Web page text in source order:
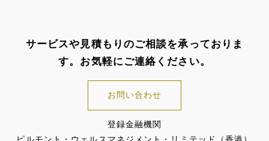
サービスや見積もりのご相談を承っておりま
す。お気軽にご連絡ください。
お問い合わせ
登録金融機関